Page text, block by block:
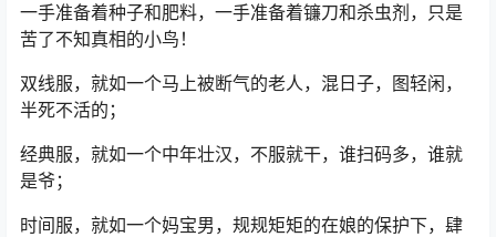
一手准备着种子和肥料，一手准备着镰刀和杀虫剂，只是
苦了不知真相的小鸟！
双线服，就如一个马上被断气的老人，混日子，图轻闲，
半死不活的；
经典服，就如一个中年壮汉，不服就干，谁扫码多，谁就
是爷；
时间服，就如一个妈宝男，规规矩矩的在娘的保护下，肆